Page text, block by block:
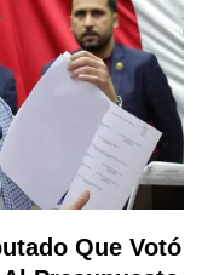
Que Votó